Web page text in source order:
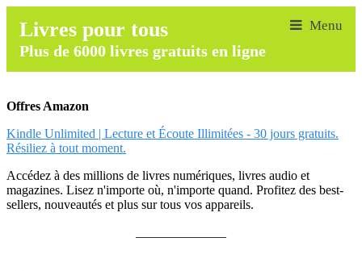
Livres pour tous
Plus de 6000 livres gratuits en ligne
Offres Amazon
Kindle Unlimited | Lecture et Écoute Illimitées - 30 jours gratuits.
Résiliez à tout moment.
Accédez à des millions de livres numériques, livres audio et
magazines. Lisez n'importe où, n'importe quand. Profitez des best-
sellers, nouveautés et plus sur tous vos appareils.